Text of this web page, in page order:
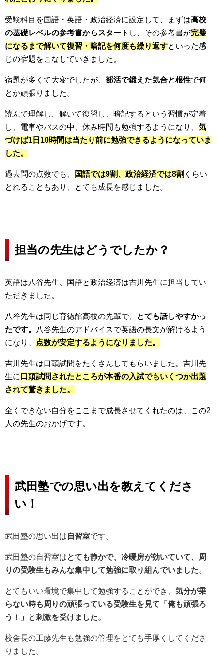
受験科目を国語・英語・政治経済に設定して、まずは高校
の基礎レベルの参考書からスタート し、その参考書が完璧
になるまで解いて復習・暗記を何度も繰り返すといった感
じの宿題をこなしていきました。
宿題が多くて大変でしたが、 部活で鍛えた気合と根性で何
とか頑張りました。
読んで理解し、解いて復習し、暗記するという習慣が定着
し、電車やバスの中、休み時間も勉強するようになり、 気
づけば1日10時間は当たり前に勉強できるようになっていま
した。
過去問の点数でも、 国語では9割、政治経済では8割 くらい
とれることもあり、とても成長を感じました。
担当の先生はどうでしたか？
英語は八谷先生、国語と政治経済は吉川先生に担当してい
ただきました。
八谷先生は同じ育徳館高校の先輩で、
とても話しやすかっ
たです。
八谷先生のアドバイスで英語の長文が解けるよう
になり、
点数が安定するようになりました。
吉川先生は口頭試問をたくさんしてもらいました。吉川先
生に 口頭試問されたところが本番の入試でもいくつか出題
されて驚きました。
全くできない自分をここまで成長させてくれたのは、この2
人の先生のおかげです。
武田塾での思い出を教えてくださ
い！
武田塾の思い出は自習室です。
武田塾の自習室はとても静かで、冷暖房が効いていて、周
りの受験生もみんな集中して勉強に取り組んでいました。
とてもいい環境で集中して勉強することができ、 気分が乗
らない時も周りの頑張っている受験生を見て「俺も頑張ろ
う！」と刺激を受けました。
校舎長の工藤先生も勉強の管理をとても手厚くしてくださ
りました。